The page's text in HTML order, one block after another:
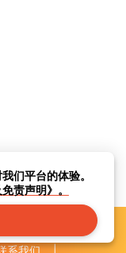
系我们 |
们平台的体验。
责声明》。